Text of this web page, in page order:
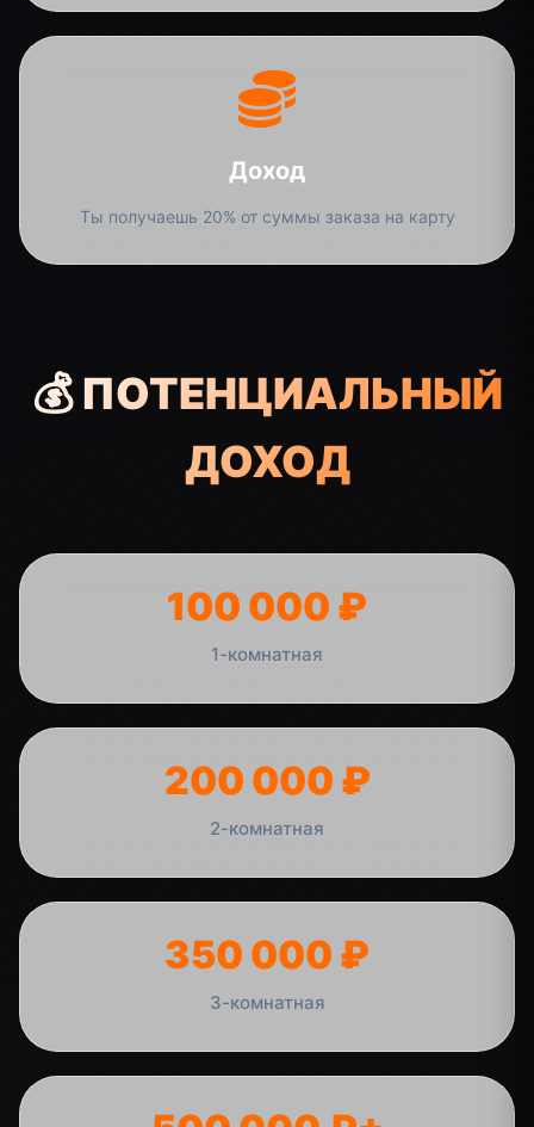
Доход
Ты получаешь 20% от суммы заказа на карту
💰 ПОТЕНЦИАЛЬНЫЙ
ДОХОД
100 000 ₽
1-комнатная
200 000 ₽
2-комнатная
350 000 ₽
3-комнатная